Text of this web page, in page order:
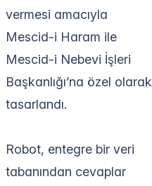
vermesi amacıyla
Mescid-i Haram ile
Mescid-i Nebevi İşleri
Başkanlığı’na özel olarak
tasarlandı.
Robot, entegre bir veri
tabanından cevaplar